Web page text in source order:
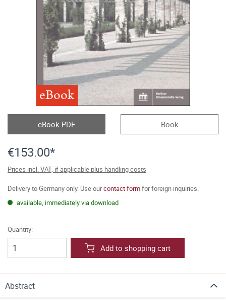
eBook
eBook PDF Book
€153.00*
Prices incl. VAT, if applicable plus handling costs
Delivery to Germany only. Use ourcontact formfor foreign inquiries.
available, immediately via download
Quantity:
Add to shopping cart
Abstract